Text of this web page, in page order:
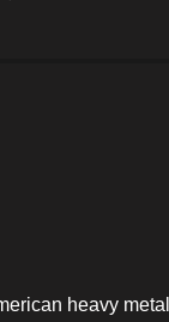
heavy